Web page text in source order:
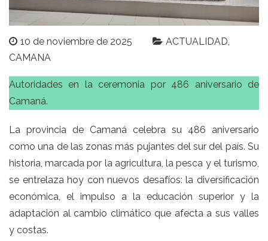
10 de noviembre de 2025
ACTUALIDAD
CAMANA
Autoridades en la ceremonia por 486 aniversario de
Camaná.
La provincia de Camaná celebra su 486 aniversario
como una de las zonas más pujantes del sur del país. Su
historia, marcada por la agricultura, la pesca y el turismo,
se entrelaza hoy con nuevos desafíos: la diversificación
económica, el impulso a la educación superior y la
adaptación al cambio climático que afecta a sus valles
y costas.